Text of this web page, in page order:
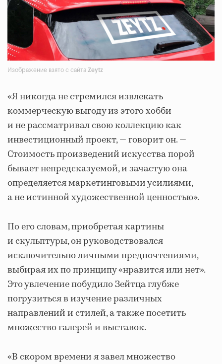
Изображение взято с сайта Zeytz
«Я никогда не стремился извлекать
коммерческую выгоду из этого хобби
и не рассматривал свою коллекцию как
инвестиционный проект, — говорит он. —
Стоимость произведений искусства порой
бывает непредсказуемой, и зачастую она
определяется маркетинговыми усилиями,
а не истинной художественной ценностью».
По его словам, приобретая картины
и скульптуры, он руководствовался
исключительно личными предпочтениями,
выбирая их по принципу «нравится или нет».
Это увлечение побудило Зейтца глубже
погрузиться в изучение различных
направлений и стилей, а также посетить
множество галерей и выставок.
«В скором времени я завел множество